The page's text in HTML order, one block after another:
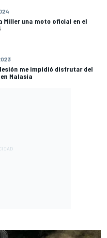
Miller una moto oficial en el
me impidió disfrutar del
Malasia